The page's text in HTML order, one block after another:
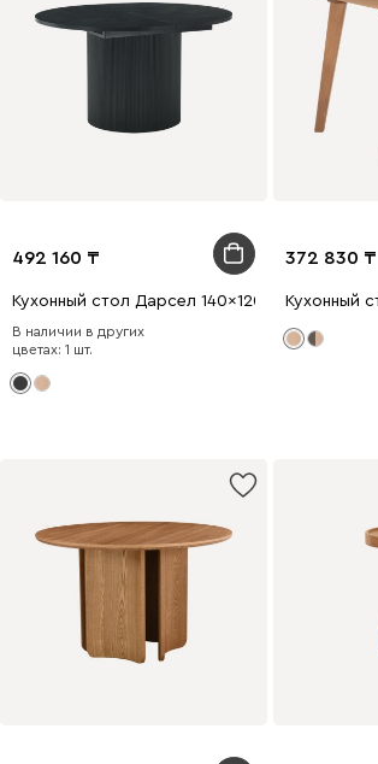
492 160
Кухонный стол Дарсел 140x120 раскладной
В наличии в других
цветах: 1 шт.
372 830
Кухонный